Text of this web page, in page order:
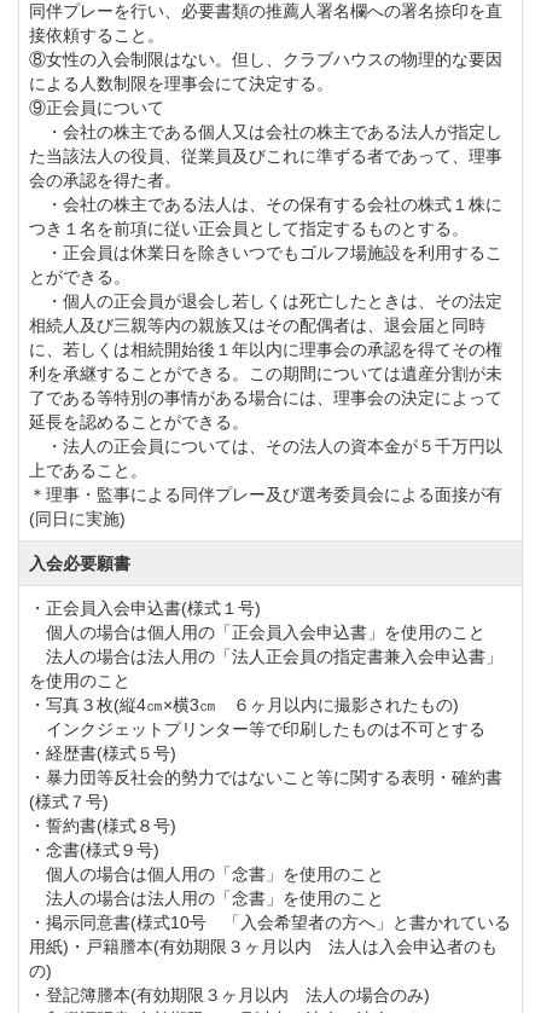
同伴プレーを行い、必要書類の推薦人署名欄への署名捺印を直
接依頼すること。
⑧女性の入会制限はない。但し、クラブハウスの物理的な要因
による人数制限を理事会にて決定する。
⑨正会員について
・会社の株主である個人又は会社の株主である法人が指定し
た当該法人の役員、従業員及びこれに準ずる者であって、理事
会の承認を得た者。
・会社の株主である法人は、その保有する会社の株式１株に
つき１名を前項に従い正会員として指定するものとする。
・正会員は休業日を除きいつでもゴルフ場施設を利用するこ
とができる。
・個人の正会員が退会し若しくは死亡したときは、その法定
相続人及び三親等内の親族又はその配偶者は、退会届と同時
に、若しくは相続開始後１年以内に理事会の承認を得てその権
利を承継することができる。この期間については遺産分割が未
了である等特別の事情がある場合には、理事会の決定によって
延長を認めることができる。
・法人の正会員については、その法人の資本金が５千万円以
上であること。
＊理事・監事による同伴プレー及び選考委員会による面接が有
(同日に実施)
入会必要願書
・正会員入会申込書(様式１号)
個人の場合は個人用の「正会員入会申込書」を使用のこと
法人の場合は法人用の「法人正会員の指定書兼入会申込書」
を使用のこと
・写真３枚(縦4㎝×横3㎝ ６ヶ月以内に撮影されたもの)
インクジェットプリンター等で印刷したものは不可とする
・経歴書(様式５号)
・暴力団等反社会的勢力ではないこと等に関する表明・確約書
(様式７号)
・誓約書(様式８号)
・念書(様式９号)
個人の場合は個人用の「念書」を使用のこと
法人の場合は法人用の「念書」を使用のこと
・掲示同意書(様式10号 「入会希望者の方へ」と書かれている
用紙)・戸籍謄本(有効期限３ヶ月以内 法人は入会申込者のも
の)
・登記簿謄本(有効期限３ヶ月以内 法人の場合のみ)